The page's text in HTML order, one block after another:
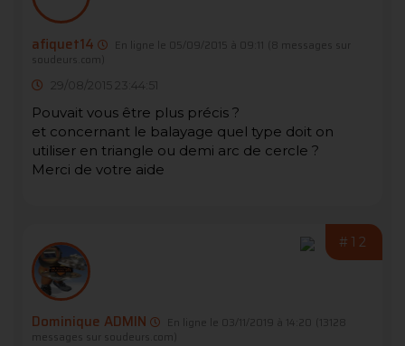
afiquet14 En ligne le 05/09/2015 à 09:11
(8 messages sur
soudeurs.com)
29/08/2015 23:44:51
Pouvait vous être plus précis ?
et concernant le balayage quel type doit on
utiliser en triangle ou demi arc de cercle ?
Merci de votre aide
#12
Dominique ADMIN En ligne le 03/11/2019 à 14:20
(13128
messages sur soudeurs.com)